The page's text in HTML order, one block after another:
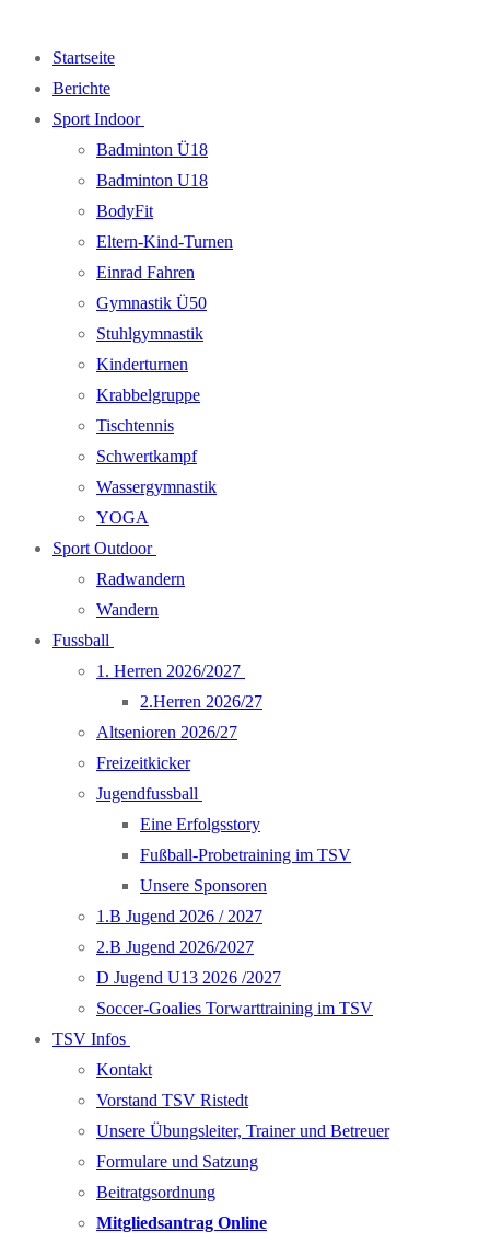
Startseite
Berichte
Sport Indoor
Badminton Ü18
Badminton U18
BodyFit
Eltern-Kind-Turnen
Einrad Fahren
Gymnastik Ü50
Stuhlgymnastik
Kinderturnen
Krabbelgruppe
Tischtennis
Schwertkampf
Wassergymnastik
YOGA
Sport Outdoor
Radwandern
Wandern
Fussball
1. Herren 2026/2027
2.Herren 2026/27
Altsenioren 2026/27
Freizeitkicker
Jugendfussball
Eine Erfolgsstory
Fußball-Probetraining im TSV
Unsere Sponsoren
1.B Jugend 2026 / 2027
2.B Jugend 2026/2027
D Jugend U13 2026 /2027
Soccer-Goalies Torwarttraining im TSV
TSV Infos
Kontakt
Vorstand TSV Ristedt
Unsere Übungsleiter, Trainer und Betreuer
Formulare und Satzung
Beitratgsordnung
Mitgliedsantrag Online